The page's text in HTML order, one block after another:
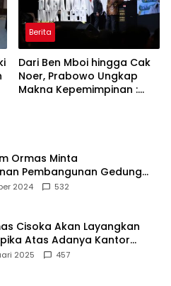
Berita
Dari Ben Mboi hingga Cak
Noer, Prabowo Ungkap
Makna Kepemimpinan :
Ormas Minta
Pembangunan Gedung
Cisoka
2024 532
Cisoka Akan Layangkan
Atas Adanya Kantor
2025 457